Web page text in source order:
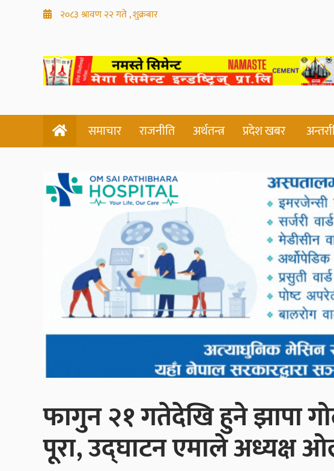
२०८३ श्रावण २२ गते , शुक्रबार
समाचार राजनीति अर्थतन्त्र प्रदेश खबर
फागुन २१ गतेदेखि हुने झापा
पूरा, उद्घाटन एमाले अध्यक्ष